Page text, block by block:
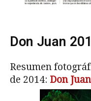
Don Juan
Resumen
de 2014: Don